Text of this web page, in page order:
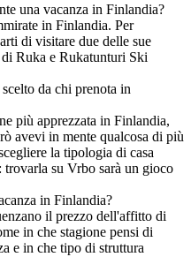
una vacanza in Finlandia?
in Finlandia. Per
di visitare due delle sue
Ruka e Rukatunturi Ski
da chi prenota in
più apprezzata in Finlandia,
avevi in mente qualcosa di più
la tipologia di casa
trovarla su Vrbo sarà un gioco
in Finlandia?
il prezzo dell'affitto di
in che stagione pensi di
e in che tipo di struttura